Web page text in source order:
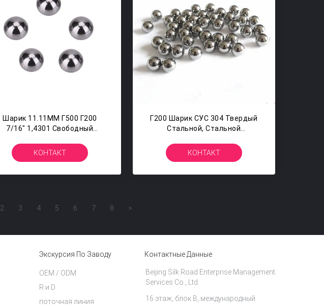
Шарик 11.11ММ Г500 Г200
7/16" 1,4301 Свободный
Нержавеющей Стали
КОНТАКТ
Г200 Шарик СУС 304 Твердый
Стальной, Стальной
Ведущий Брус 5/32 Дюймов
КОНТАКТ
2 3 4 5 6 7 8 >
Экскурсия По Заводу
поточная линия
OEM / ODM
R и D
Контактные Данные
Beijing Silk Road Enterprise Management
Services Co., Ltd.
16 этаж, блок B, международный